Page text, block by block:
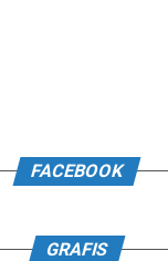
FACEBOOK
GRAFIS